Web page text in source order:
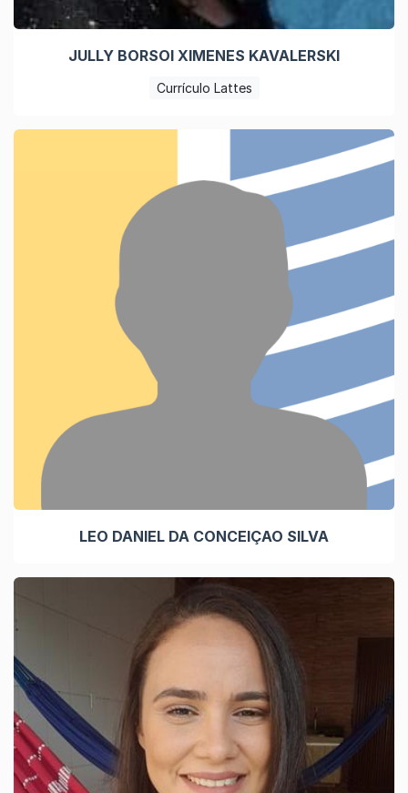
JULLY BORSOI XIMENES KAVALERSKI
Currículo Lattes
LEO DANIEL DA CONCEIÇAO SILVA